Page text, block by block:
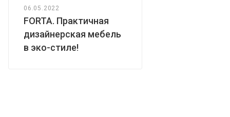
06.05.2022
FORTA. Практичная
дизайнерская мебель
в эко-стиле!